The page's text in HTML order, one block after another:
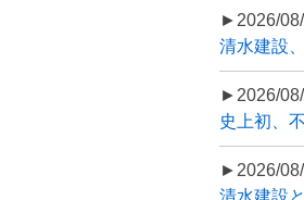
►2026/
清水建設
►2026/
史上初、
►2026/
清水建設